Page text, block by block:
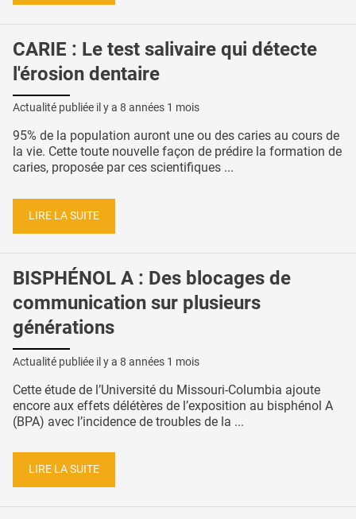
CARIE : Le test salivaire qui détecte
l'érosion dentaire
Actualité publiée il y a 8 années 1 mois
95% de la population auront une ou des caries au cours de
la vie. Cette toute nouvelle façon de prédire la formation de
caries, proposée par ces scientifiques ...
LIRE LA SUITE
BISPHÉNOL A : Des blocages de
communication sur plusieurs
générations
Actualité publiée il y a 8 années 1 mois
Cette étude de l’Université du Missouri-Columbia ajoute
encore aux effets délétères de l’exposition au bisphénol A
(BPA) avec l’incidence de troubles de la ...
LIRE LA SUITE